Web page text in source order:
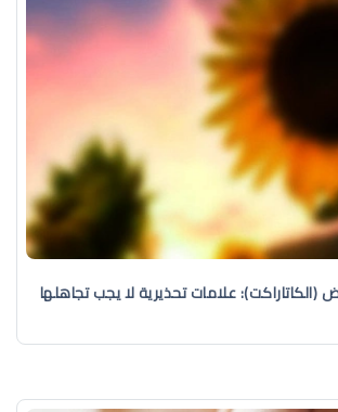
(الكاتاراكت): علامات تحذيرية لا يجب تجاهلها